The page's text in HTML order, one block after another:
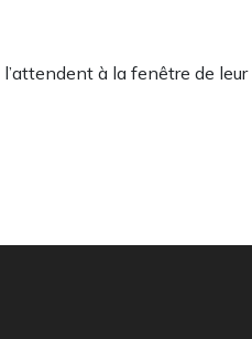
à la fenêtre de